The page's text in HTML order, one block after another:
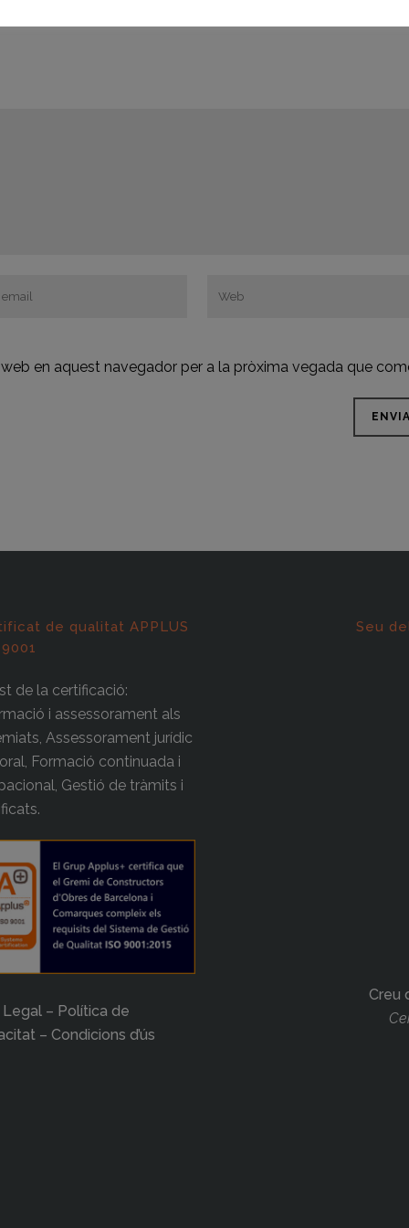
en aquest navegador per a la pròxima vegada que
de qualitat APPLUS
de la certificació:
i assessorament als
Assessorament jurídic
Formació continuada i
Gestió de tràmits i
Legal – Política de
– Condicions d’ús
Seu
Creu